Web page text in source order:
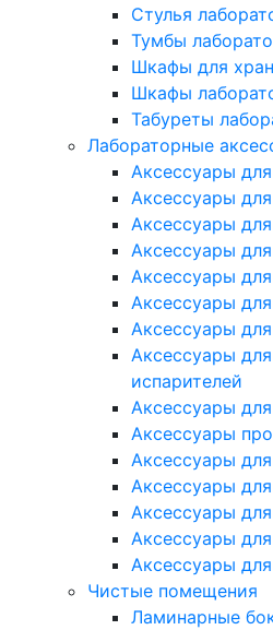
Стулья
Тумбы
Шкафы для
Шкафы
Табуреты
Лабораторные
Аксессуары
Аксессуары
Аксессуары
Аксессуары
Аксессуары
Аксессуары
Аксессуары
Аксессуары
испарителей
Аксессуары
Аксессуары
Аксессуары
Аксессуары
Аксессуары
Аксессуары
Аксессуары
Чистые помещения
Ламинарные